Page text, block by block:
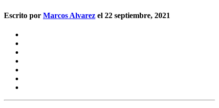
Escrito por Marcos Alvarez el 22 septiembre, 2021